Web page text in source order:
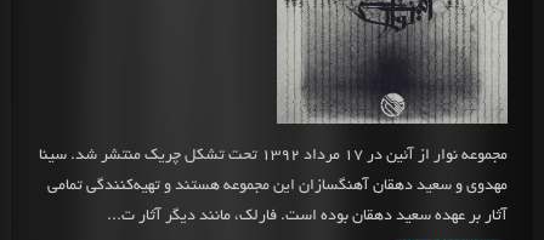
مجموعه نوار از آئین در 17 مرداد 1392 تحت تشکل چریک منتشر شد. سینا
مهدوی و سعید دهقان آهنگسازان این مجموعه هستند و تهیه‌کنندگی تمامی
آثار بر عهده سعید دهقان بوده است. فارلک، مانند دیگر آثار ت...